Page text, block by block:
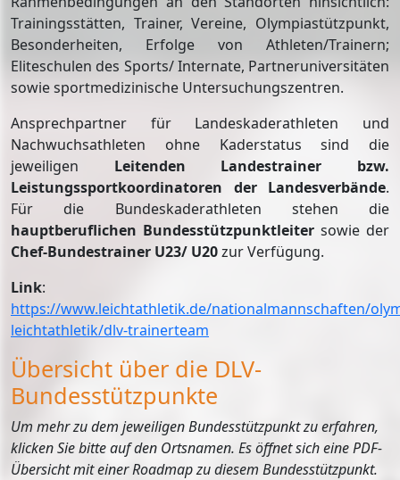
Trainingsstätten, Trainer, Vereine, Olympiastützpunkt,
Besonderheiten, Erfolge von Athleten/Trainern;
Eliteschulen des Sports/ Internate, Partneruniversitäten
sowie sportmedizinische Untersuchungszentren.
Ansprechpartner für Landeskaderathleten und
Nachwuchsathleten ohne Kaderstatus sind die
jeweiligen Leitenden Landestrainer bzw.
Leistungssportkoordinatoren der Landesverbände.
Für die Bundeskaderathleten stehen die
hauptberuflichen Bundesstützpunktleiter sowie der
Chef-Bundestrainer U23/ U20zur Verfügung.
Link:
https://www.leichtathletik.de/nationalmannschaften/
leichtathletik/dlv-trainerteam
Übersicht über die DLV-
Bundesstützpunkte
Um mehr zu dem jeweiligen Bundesstützpunkt zu erfahren,
klicken Sie bitte auf den Ortsnamen. Es öffnet sich eine PDF-
Übersicht mit einer Roadmap zu diesem Bundesstützpunkt.